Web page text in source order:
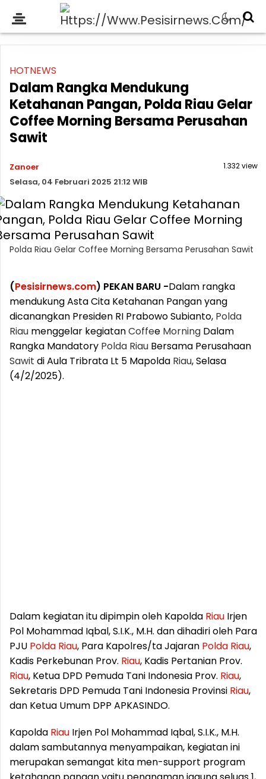
HOTNEWS
Dalam Rangka Mendukung
Ketahanan Pangan, Polda Riau Gelar
Coffee Morning Bersama Perusahan
Sawit
Zanoer
Selasa, 04 Februari 2025 21:12 WIB
1.332 view
Polda Riau Gelar Coffee Morning Bersama Perusahan Sawit
(Pesisirnews.com) PEKAN BARU -Dalam rangka
mendukung Asta Cita Ketahanan Pangan yang
dicanangkan Presiden RI Prabowo Subianto, Polda
Riau menggelar kegiatanCoffee Morning Dalam
Rangka Mandatory Polda Riau Bersama Perusahaan
Sawit di Aula Tribrata Lt 5 Mapolda Riau, Selasa
(4/2/2025).
Dalam kegiatan itu dipimpin oleh Kapolda Riau Irjen
Pol Mohammad Iqbal, S.I.K., M.H. dan dihadiri oleh Para
PJU Polda Riau, Para Kapolres/ta Jajaran Polda Riau,
Kadis Perkebunan Prov. Riau, Kadis Pertanian Prov.
Riau, Ketua DPD Pemuda Tani Indonesia Prov. Riau,
Sekretaris DPD Pemuda Tani Indonesia Provinsi Riau,
dan Ketua Umum DPP APKASINDO.
Kapolda Riau Irjen Pol Mohammad Iqbal, S.I.K., M.H.
dalam sambutannya menyampaikan, kegiatan ini
merupakan semangat kita men-support program